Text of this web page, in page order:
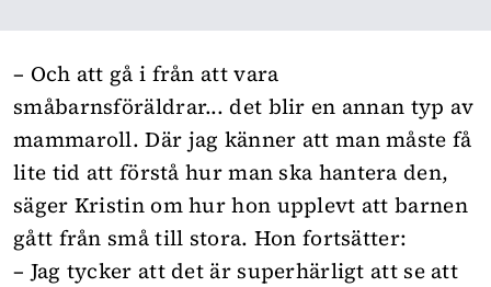
– Och att gå i från att vara
småbarnsföräldrar... det blir en annan typ av
mammaroll. Där jag känner att man måste få
lite tid att förstå hur man ska hantera den,
säger Kristin om hur hon upplevt att barnen
gått från små till stora. Hon fortsätter:
– Jag tycker att det är superhärligt att se att